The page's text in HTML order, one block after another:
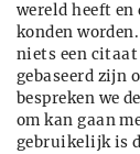
wereld heeft en
konden
niets een
gebaseerd zijn
bespreken we
om kan gaan
gebruikelijk is